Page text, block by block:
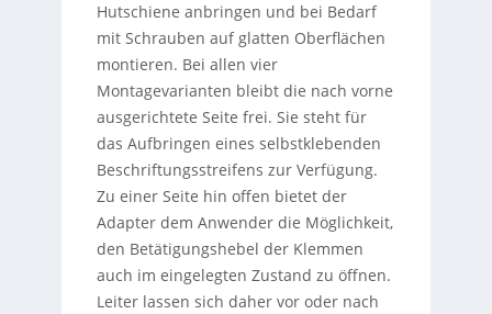
Hutschiene anbringen und bei Bedarf
mit Schrauben auf glatten Oberflächen
montieren. Bei allen vier
Montagevarianten bleibt die nach vorne
ausgerichtete Seite frei. Sie steht für
das Aufbringen eines selbstklebenden
Beschriftungsstreifens zur Verfügung.
Zu einer Seite hin offen bietet der
Adapter dem Anwender die Möglichkeit,
den Betätigungshebel der Klemmen
auch im eingelegten Zustand zu öffnen.
Leiter lassen sich daher vor oder nach